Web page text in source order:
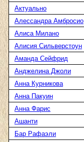
Актуально
Алессандра Амбросио
Алиса Милано
Алисия Сильверстоун
Аманда Сейфрид
Анджелина Джоли
Анна Курникова
Анна Пакуин
Анна Фарис
Ашанти
Бар Рафаэли